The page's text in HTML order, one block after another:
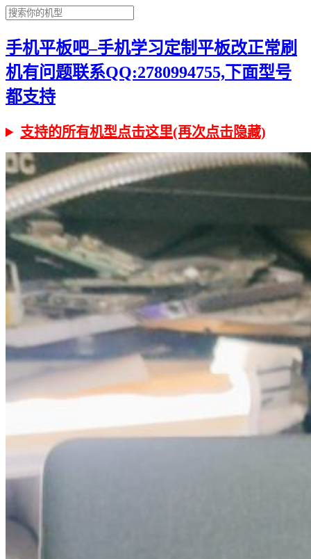
手机平板吧–手机学习定制平板改正常刷
机有问题联系QQ:2780994755,下面型号
都支持
支持的所有机型点击这里(再次点击隐藏)